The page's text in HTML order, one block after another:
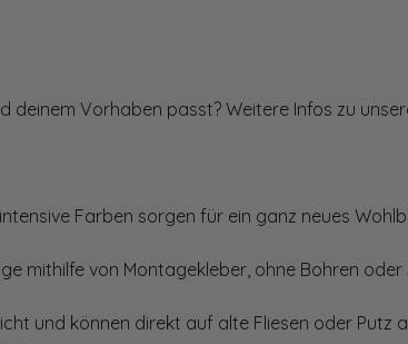
Vorhaben passt? Weitere Infos zu
Farben sorgen für ein ganz neues
mithilfe von Montagekleber, ohne Bohren
und können direkt auf alte Fliesen oder